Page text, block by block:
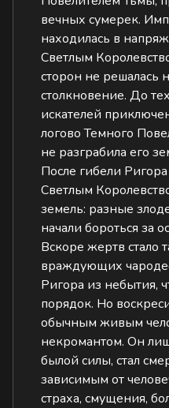
вечных сумерек.
находилась в
Светлым
сторон не решалась
столкновение. До
искателей
логово Темного
не разграбила его
После гибели
Светлым
земель: разные
начали бороться за
Вскоре жертв стало
враждующих
Ригора из небытия,
порядок. Но
обычным живым
некромантом. Он
былой силы, стал
зависимым от
страха, смущения,